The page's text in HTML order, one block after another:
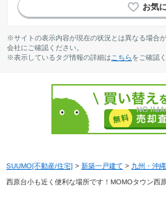
※サイトの表示内容が現在の状況とは異なる場合
会社にご確認ください。
※表示しているタグ情報の詳細は こちらをご確認
SUUMO[不動産/住宅] > 新築一戸建て > 九州・沖縄
西原台小も近く便利な場所です！MOMOタウン西